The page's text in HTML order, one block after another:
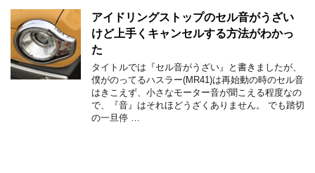
アイドリングストップのセル音がうざい
けど上手くキャンセルする方法がわかっ
た
タイトルでは『セル音がうざい』と書きましたが、
僕がのってるハスラー(MR41)は再始動の時のセル音
はきこえず、小さなモーター音が聞こえる程度なの
で、『音』はそれほどうざくありません。 でも踏切
の一旦停 …